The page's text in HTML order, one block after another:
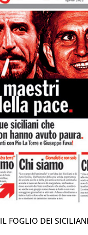
IL FOGLIO DEI SICILIANI